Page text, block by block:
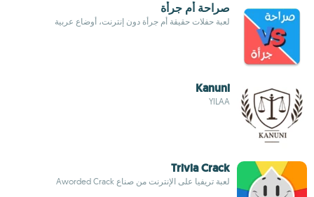
صراحة أم جرأة
لعبة حفلات حقيقة أم جرأة دون إنترنت، أوضاع عربية
Kanuni
YILAA
Trivia Crack
لعبة تريفيا على الإنترنت من صناع Aworded Crack